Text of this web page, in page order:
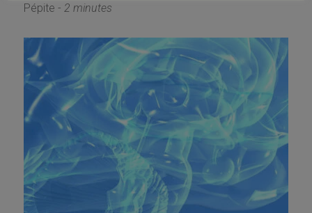
Pépite - 2 minutes